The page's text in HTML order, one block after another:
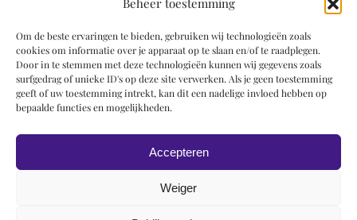
Beheer toestemming
Om de beste ervaringen te bieden, gebruiken wij technologieën zoals
cookies om informatie over je apparaat op te slaan en/of te raadplegen.
Door in te stemmen met deze technologieën kunnen wij gegevens zoals
surfgedrag of unieke ID's op deze site verwerken. Als je geen toestemming
geeft of uw toestemming intrekt, kan dit een nadelige invloed hebben op
bepaalde functies en mogelijkheden.
Accepteren
Weiger